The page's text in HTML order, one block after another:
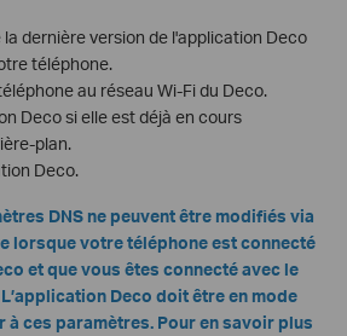
dernière version de l'application Deco
téléphone.
au réseau Wi-Fi du Deco.
Deco si elle est déjà en cours
plan.
Deco.
DNS ne peuvent être modifiés via
lorsque votre téléphone est connecté
et que vous êtes connecté avec le
Deco doit être en mode
à ces paramètres. Pour en savoir plus